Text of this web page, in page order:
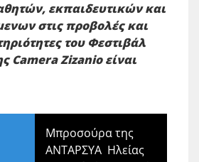
εκπαιδευτικών και
στις προβολές και
του Φεστιβάλ
Camera Zizanio είναι
Μπροσούρα της
ΑΝΤΑΡΣΥΑ Ηλείας